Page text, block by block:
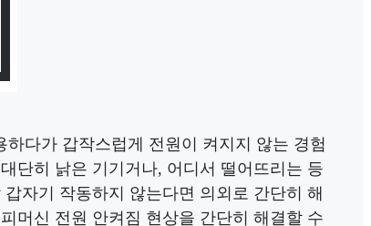
다가 갑작스럽게 전원이 켜지지 않는 경험
단히 낡은 기기거나, 어디서 떨어뜨리는 등
자기 작동하지 않는다면 의외로 간단히 해
머신 전원 안켜짐 현상을 간단히 해결할 수